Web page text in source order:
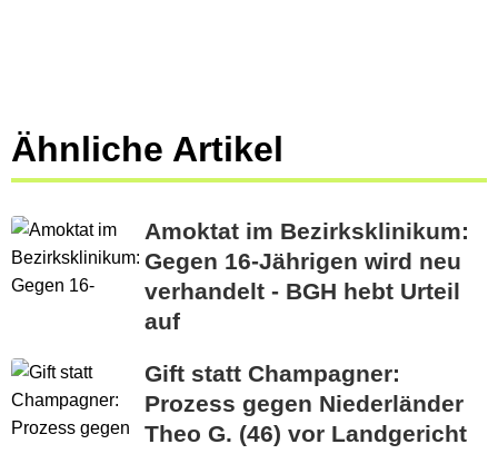
Ähnliche Artikel
Amoktat im Bezirksklinikum:
Gegen 16-Jährigen wird neu
verhandelt - BGH hebt Urteil
auf
Gift statt Champagner:
Prozess gegen Niederländer
Theo G. (46) vor Landgericht